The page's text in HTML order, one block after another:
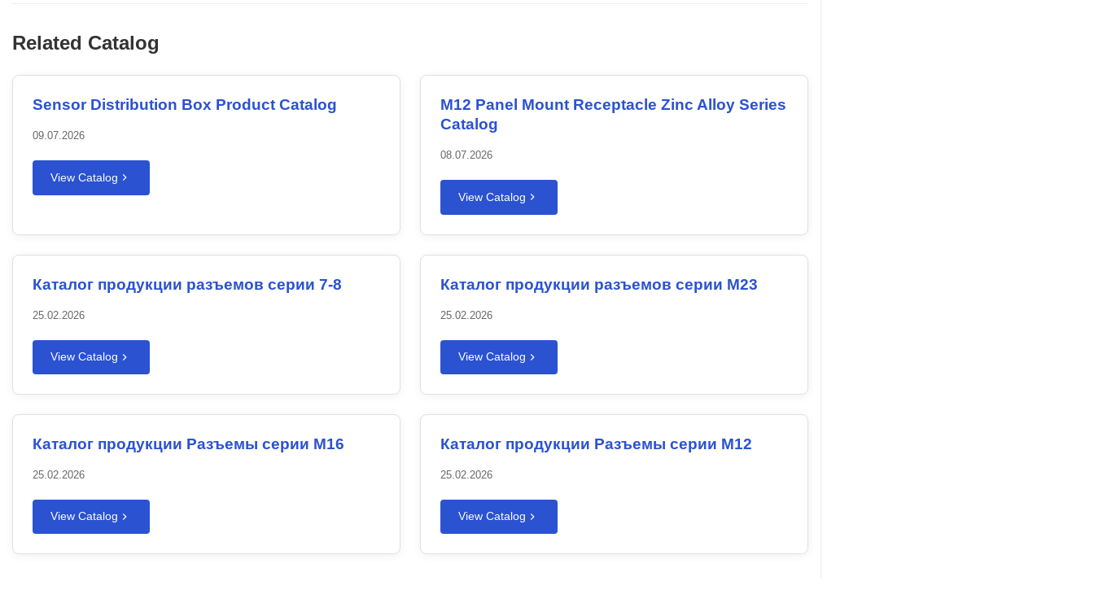
Related Catalog
Sensor Distribution Box Product Catalog
09.07.2026
View Catalog
M12 Panel Mount Receptacle Zinc Alloy Series
Catalog
08.07.2026
View Catalog
Каталог продукции разъемов серии 7-8
25.02.2026
View Catalog
Каталог продукции разъемов серии M23
25.02.2026
View Catalog
Каталог продукции Разъемы серии M16
25.02.2026
View Catalog
Каталог продукции Разъемы серии M12
25.02.2026
View Catalog